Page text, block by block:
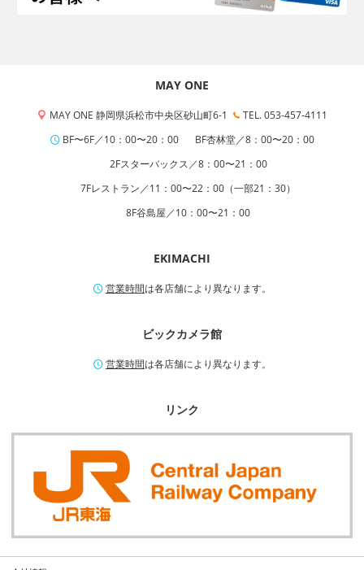
MAY ONE
MAY ONE 静岡県浜松市中央区砂山町6-1
TEL. 053-457-4111
BF〜6F／10：00〜20：00
BF杏林堂／8：00〜20：00
2Fスターバックス／8：00〜21：00
7Fレストラン／11：00〜22：00（一部21：30）
8F谷島屋／10：00〜21：00
EKIMACHI
営業時間は各店舗により異なります。
ビックカメラ館
営業時間は各店舗により異なります。
リンク